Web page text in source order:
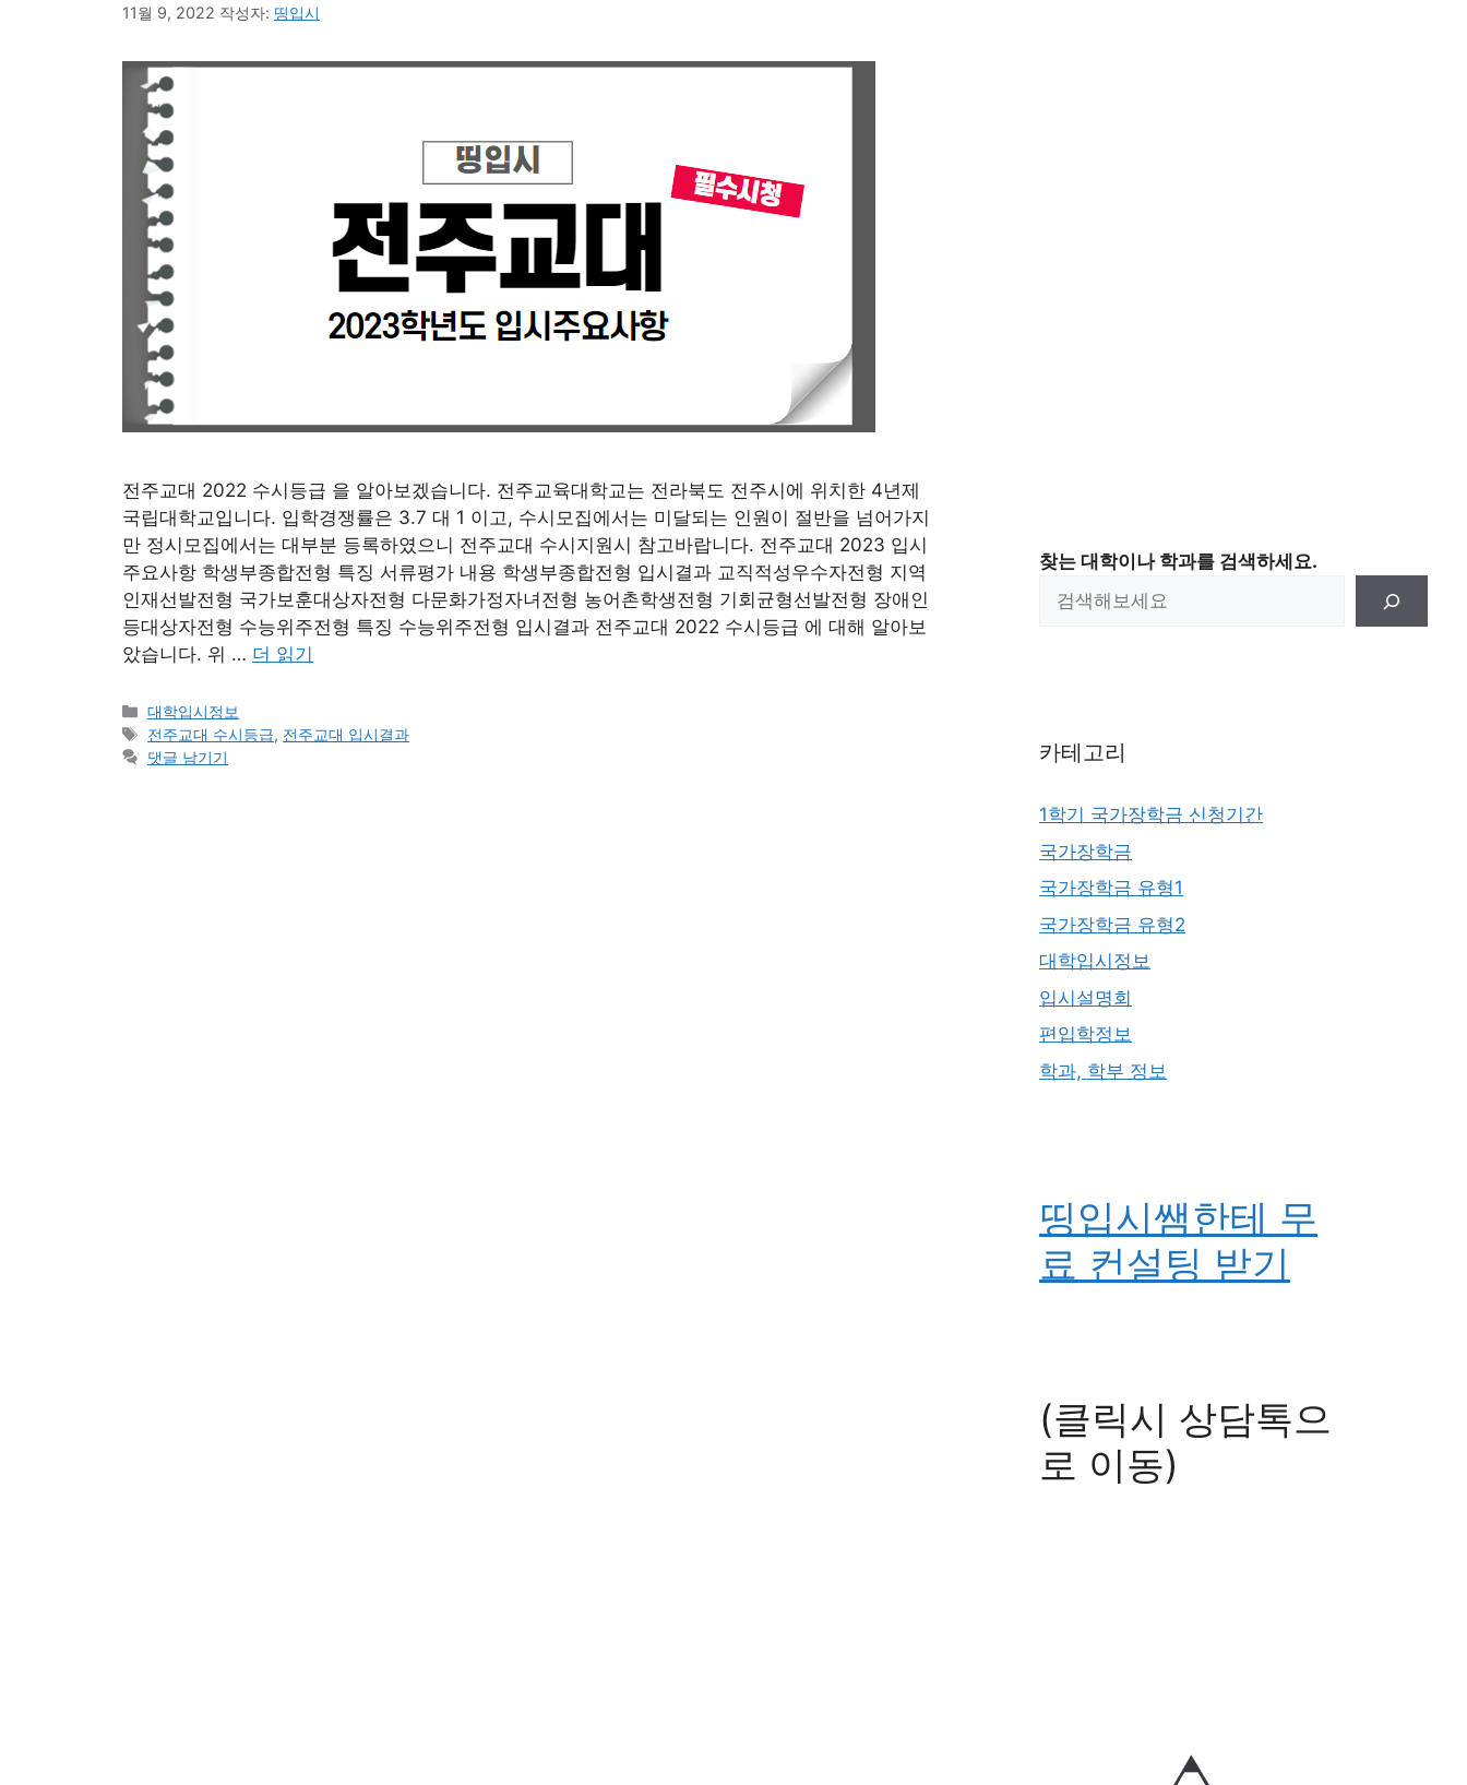
11월 9, 2022 작성자: 띵입시
전주교대 2022 수시등급 을 알아보겠습니다. 전주교육대학교는 전라북도 전주시에 위치한 4년제
국립대학교입니다. 입학경쟁률은 3.7 대 1 이고, 수시모집에서는 미달되는 인원이 절반을 넘어가지
만 정시모집에서는 대부분 등록하였으니 전주교대 수시지원시 참고바랍니다. 전주교대 2023 입시
주요사항 학생부종합전형 특징 서류평가 내용 학생부종합전형 입시결과 교직적성우수자전형 지역
인재선발전형 국가보훈대상자전형 다문화가정자녀전형 농어촌학생전형 기회균형선발전형 장애인
등대상자전형 수능위주전형 특징 수능위주전형 입시결과 전주교대 2022 수시등급 에 대해 알아보
았습니다. 위 … 더 읽기
카
테
고
대학입시정보
태
그
전주교대 수시등급, 전주교대 입시결과
댓글 남기기
찾는 대학이나 학과를 검색하세요.
카테고리
1학기 국가장학금 신청기간
국가장학금
국가장학금 유형1
국가장학금 유형2
대학입시정보
입시설명회
편입학정보
학과, 학부 정보
띵입시쌤한테 무
료 컨설팅 받기
(클릭시 상담톡으
로 이동)